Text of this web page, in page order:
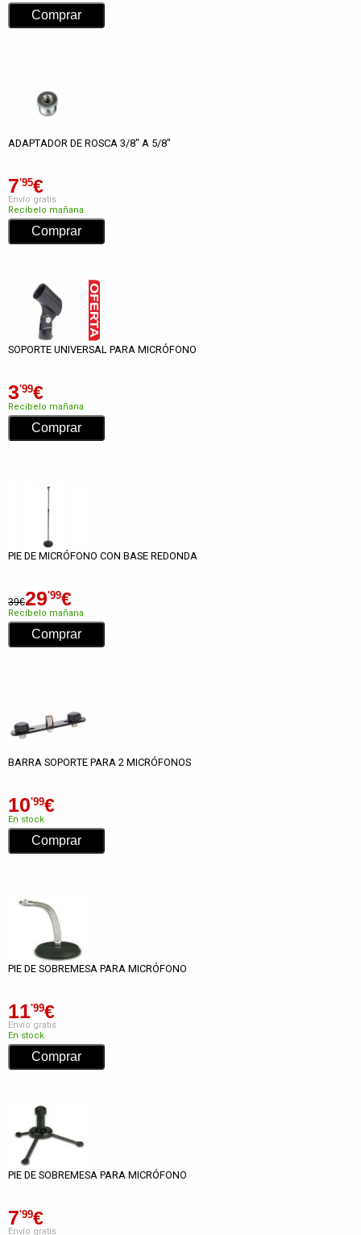
ADAPTADOR DE ROSCA 3/8" A 5/8"
7'95€
Envío gratis
Recíbelo mañana
SOPORTE UNIVERSAL PARA MICRÓFONO
3'99€
Recíbelo mañana
PIE DE MICRÓFONO CON BASE REDONDA
39€29'99€
Recíbelo mañana
BARRA SOPORTE PARA 2 MICRÓFONOS
10'99€
En stock
PIE DE SOBREMESA PARA MICRÓFONO
11'99€
Envío gratis
En stock
PIE DE SOBREMESA PARA MICRÓFONO
7'99€
Envío gratis